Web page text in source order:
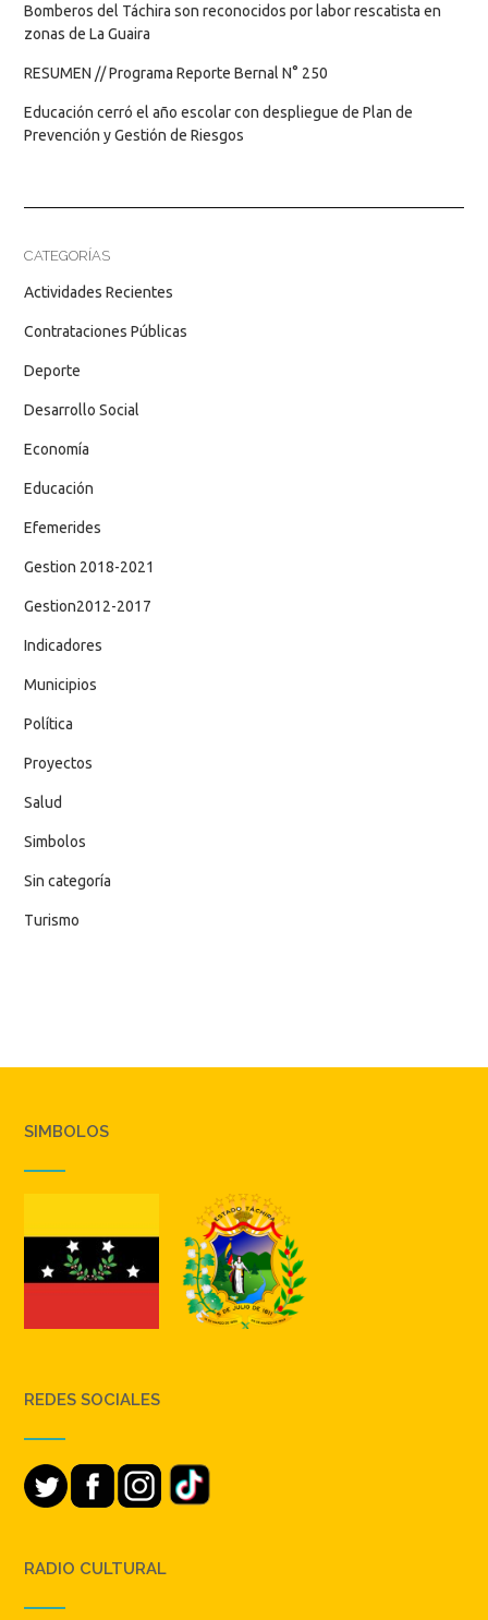
Bomberos del Táchira son reconocidos por labor rescatista en
zonas de La Guaira
RESUMEN // Programa Reporte Bernal N° 250
Educación cerró el año escolar con despliegue de Plan de
Prevención y Gestión de Riesgos
CATEGORÍAS
Actividades Recientes
Contrataciones Públicas
Deporte
Desarrollo Social
Economía
Educación
Efemerides
Gestion 2018-2021
Gestion2012-2017
Indicadores
Municipios
Política
Proyectos
Salud
Simbolos
Sin categoría
Turismo
SIMBOLOS
REDES SOCIALES
RADIO CULTURAL